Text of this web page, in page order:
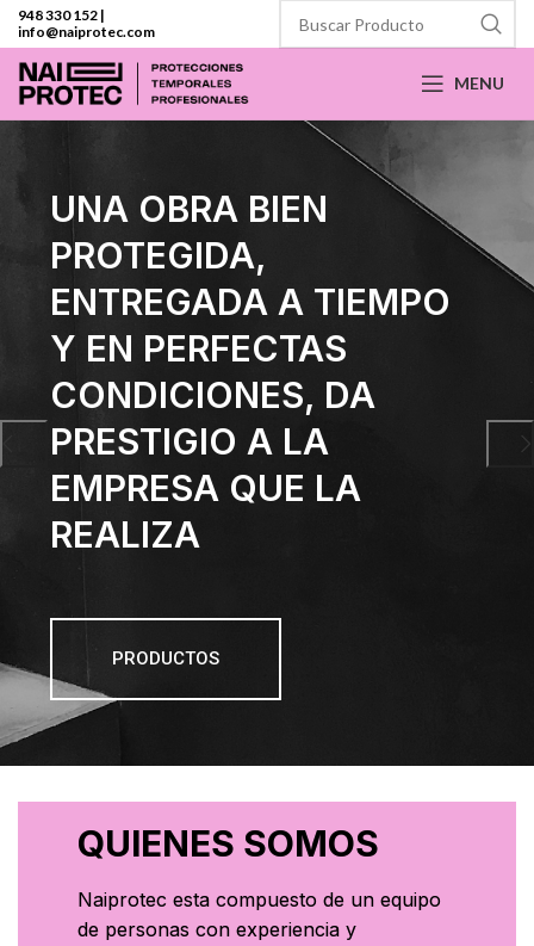
948 330 152 |
info@naiprotec.com
MENU
UNA OBRA BIEN
PROTEGIDA,
ENTREGADA A TIEMPO
Y EN PERFECTAS
CONDICIONES, DA
PRESTIGIO A LA
EMPRESA QUE LA
REALIZA
PRODUCTOS
QUIENES SOMOS
Naiprotec esta compuesto de un equipo
de personas con experiencia y